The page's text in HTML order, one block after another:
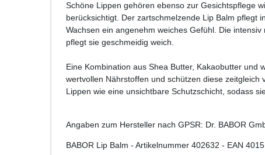
Schöne Lippen gehören ebenso zur Gesichtspflege
berücksichtigt. Der zartschmelzende Lip Balm pflegt
Wachsen ein angenehm weiches Gefühl. Die
pflegt sie geschmeidig weich.
Eine Kombination aus Shea Butter, Kakaobutter
wertvollen Nährstoffen und schützen diese
Lippen wie eine unsichtbare Schutzschicht, sodass
Angaben zum Hersteller nach GPSR: Dr. BABOR
BABOR Lip Balm - Artikelnummer 402632 - EAN